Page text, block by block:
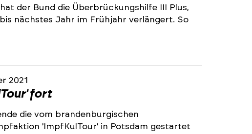
der Bund die Überbrückungshilfe III Plus,
nächstes Jahr im Frühjahr verlängert. So
2021
fort
die vom brandenburgischen
'ImpfKulTour' in Potsdam gestartet